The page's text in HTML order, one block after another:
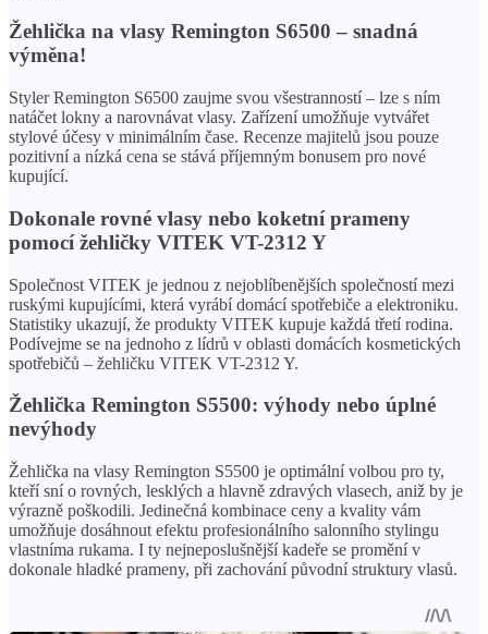
Žehlička na vlasy Remington S6500 – snadná
výměna!
Styler Remington S6500 zaujme svou všestranností – lze s ním
natáčet lokny a narovnávat vlasy. Zařízení umožňuje vytvářet
stylové účesy v minimálním čase. Recenze majitelů jsou pouze
pozitivní a nízká cena se stává příjemným bonusem pro nové
kupující.
Dokonale rovné vlasy nebo koketní prameny
pomocí žehličky VITEK VT-2312 Y
Společnost VITEK je jednou z nejoblíbenějších společností mezi
ruskými kupujícími, která vyrábí domácí spotřebiče a elektroniku.
Statistiky ukazují, že produkty VITEK kupuje každá třetí rodina.
Podívejme se na jednoho z lídrů v oblasti domácích kosmetických
spotřebičů – žehličku VITEK VT-2312 Y.
Žehlička Remington S5500: výhody nebo úplné
nevýhody
Žehlička na vlasy Remington S5500 je optimální volbou pro ty,
kteří sní o rovných, lesklých a hlavně zdravých vlasech, aniž by je
výrazně poškodili. Jedinečná kombinace ceny a kvality vám
umožňuje dosáhnout efektu profesionálního salonního stylingu
vlastníma rukama. I ty nejneposlušnější kadeře se promění v
dokonale hladké prameny, při zachování původní struktury vlasů.